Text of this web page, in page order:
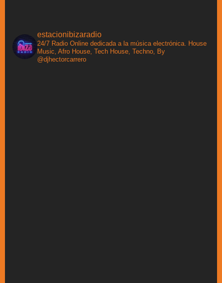
estacionibizaradio
24/7 Radio Online dedicada a la música electrónica. House
Music, Afro House, Tech House, Techno, By
@djhectorcarrero